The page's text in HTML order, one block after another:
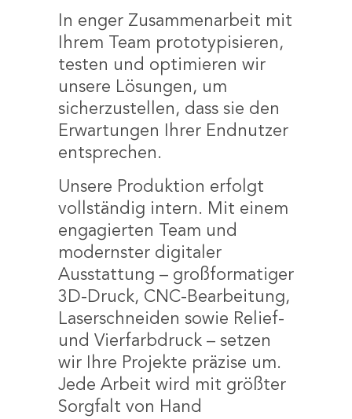
In enger Zusammenarbeit mit
Ihrem Team prototypisieren,
testen und optimieren wir
unsere Lösungen, um
sicherzustellen, dass sie den
Erwartungen Ihrer Endnutzer
entsprechen.
Unsere Produktion erfolgt
vollständig intern. Mit einem
engagierten Team und
modernster digitaler
Ausstattung – großformatiger
3D-Druck, CNC-Bearbeitung,
Laserschneiden sowie Relief-
und Vierfarbdruck – setzen
wir Ihre Projekte präzise um.
Jede Arbeit wird mit größter
Sorgfalt von Hand